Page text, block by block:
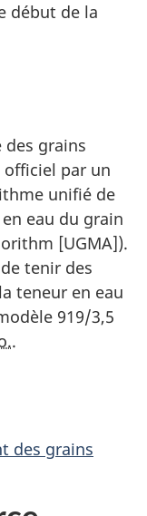
début de la
des grains
par un
unifié de
eau du grain
[UGMA]).
tenir des
teneur en eau
919/3,5
.
des grains